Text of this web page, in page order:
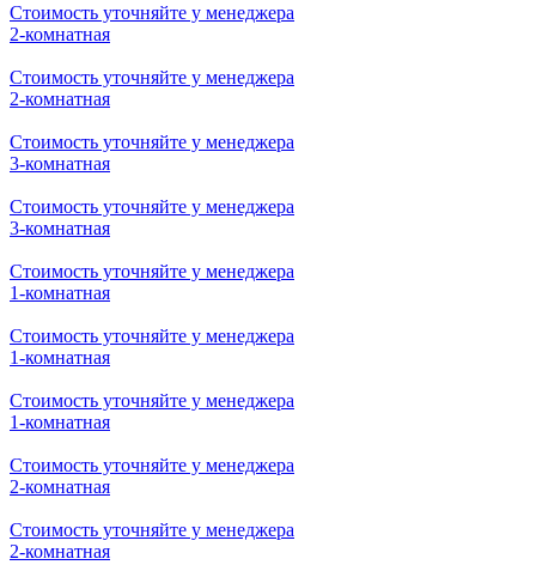
Стоимость уточняйте у менеджера
2-комнатная
Стоимость уточняйте у менеджера
2-комнатная
Стоимость уточняйте у менеджера
3-комнатная
Стоимость уточняйте у менеджера
3-комнатная
Стоимость уточняйте у менеджера
1-комнатная
Стоимость уточняйте у менеджера
1-комнатная
Стоимость уточняйте у менеджера
1-комнатная
Стоимость уточняйте у менеджера
2-комнатная
Стоимость уточняйте у менеджера
2-комнатная